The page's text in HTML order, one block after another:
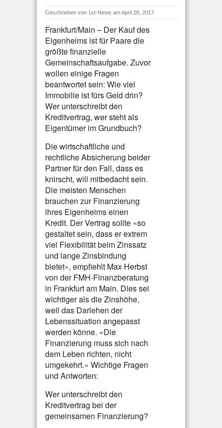
Geschrieben von 1st-News am April 28, 2017
Frankfurt/Main – Der Kauf des
Eigenheims ist für Paare die
größte finanzielle
Gemeinschaftsaufgabe. Zuvor
wollen einige Fragen
beantwortet sein: Wie viel
Immobilie ist fürs Geld drin?
Wer unterschreibt den
Kreditvertrag, wer steht als
Eigentümer im Grundbuch?
Die wirtschaftliche und
rechtliche Absicherung beider
Partner für den Fall, dass es
knirscht, will mitbedacht sein.
Die meisten Menschen
brauchen zur Finanzierung
ihres Eigenheims einen
Kredit. Der Vertrag sollte «so
gestaltet sein, dass er extrem
viel Flexibilität beim Zinssatz
und lange Zinsbindung
bietet», empfiehlt Max Herbst
von der FMH-Finanzberatung
in Frankfurt am Main. Dies sei
wichtiger als die Zinshöhe,
weil das Darlehen der
Lebenssituation angepasst
werden könne. «Die
Finanzierung muss sich nach
dem Leben richten, nicht
umgekehrt.» Wichtige Fragen
und Antworten:
Wer unterschreibt den
Kreditvertrag bei der
gemeinsamen Finanzierung?